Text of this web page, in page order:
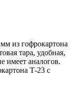
из гофрокартона
тара, удобная,
имеет аналогов.
Т-23 с